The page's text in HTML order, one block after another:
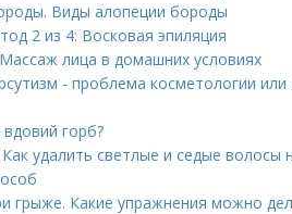
Виды алопеции бороды
2 из 4: Восковая эпиляция
лица в домашних условиях
- проблема косметологии или
горб?
удалить светлые и седые волосы
грыже. Какие упражнения можно